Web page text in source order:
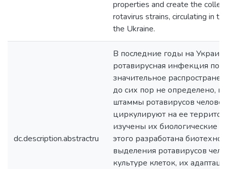
properties and create the
rotavirus strains, circulating in
the Ukraine.
dc.description.abstractru
В последние годы на
ротавирусная инфекция
значительное
до сих пор не определено,
штаммы ротавирусов
циркулируют на ее
изучены их биологические
этого разработана
выделения ротавирусов
культуре клеток, их